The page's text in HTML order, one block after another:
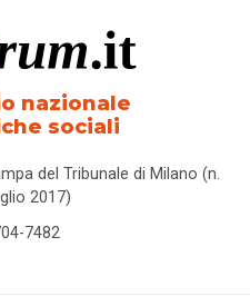
nazionale
sociali
del Tribunale di Milano (n.
2017)
7482